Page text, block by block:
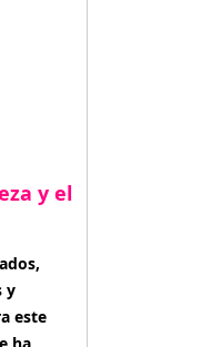
y el
y
este